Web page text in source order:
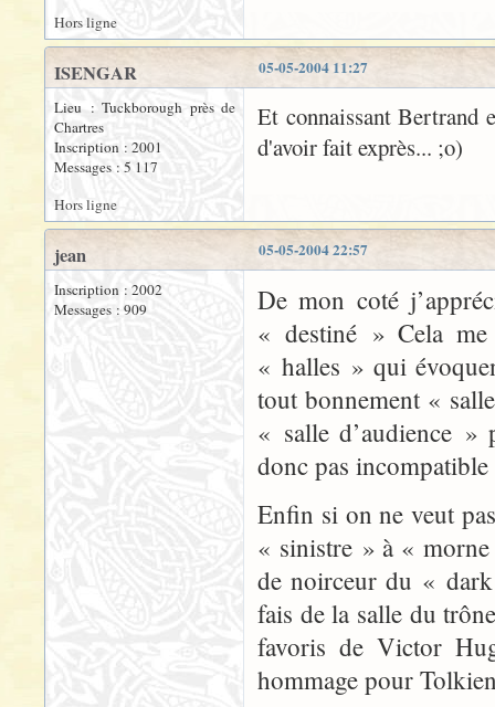
Hors ligne
05-05-2004 11:27
ISENGAR
Lieu : Tuckborough près de
Chartres
Inscription : 2001
Messages : 5 117
Et connaissant Bertrand
d'avoir fait exprès... ;o)
Hors ligne
05-05-2004 22:57
jean
Inscription : 2002
Messages : 909
De mon coté
« destiné » Cela me
« halles » qui
tout bonnement «
« salle d’audience
donc pas
Enfin si on ne veut
« sinistre » à «
de noirceur du «
fais de la salle du
favoris de Victor
hommage pour